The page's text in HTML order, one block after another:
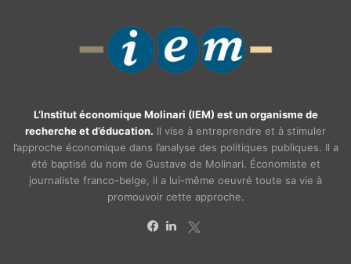
L’Institut économique Molinari (IEM) est un organisme de
recherche et d’éducation. Il vise à entreprendre et à stimuler
l’approche économique dans l’analyse des politiques publiques. Il a
été baptisé du nom de Gustave de Molinari. Économiste et
journaliste franco-belge, il a lui-même oeuvré toute sa vie à
promouvoir cette approche.